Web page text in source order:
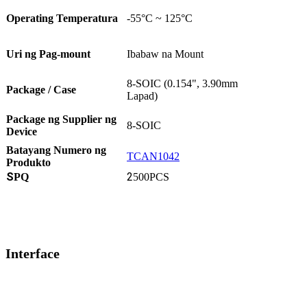
Operating Temperatura -55°C ~ 125°C
Uri ng Pag-mount Ibabaw na Mount
Package / Case
8-SOIC (0.154", 3.90mm
Lapad)
Package ng Supplier ng
Device
8-SOIC
Batayang Numero ng
Produkto
TCAN1042
SPQ 2500PCS
Interface